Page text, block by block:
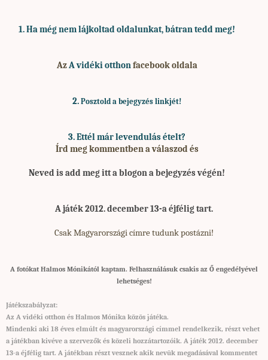
1. Hamég nem lájkoltad oldalunkat, bátran tedd meg!
AzA vidéki otthonfacebook oldala
2. Posztold a bejegyzés linkjét!
3. Ettél már levendulás ételt?
Írd meg kommentben a válaszod és
Neved is add meg itt a blogon a bejegyzés végén!
A játék 2012. december 13-a éjfélig tart.
Csak Magyarországi címre tudunk postázni!
A fotókat Halmos Mónikától kaptam. Felhasználásuk csakis az Ő engedélyével
lehetséges!
Játékszabályzat:
Az A vidéki otthon és Halmos Mónika közös játéka.
Mindenki aki 18 éves elmúlt és magyarországi címmel rendelkezik, részt vehet
a játékban kivéve a szervezők és közeli hozzátartozóik. A játék 2012. december
13-a éjfélig tart. A játékban részt vesznek akik nevük megadásával kommentet